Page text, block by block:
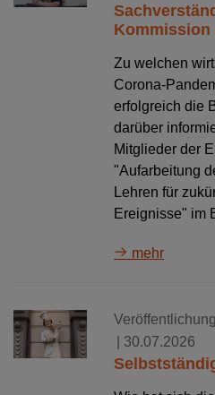
Kommission
Zu welchen
Corona-
erfolgreich die
darüber
Mitglieder der
"Aufarbeitung
Lehren für
Ereignisse" im
mehr
| 30.07.2026